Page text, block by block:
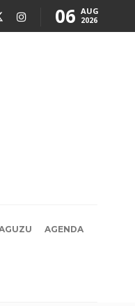
06 AUG
2026
AGENDA